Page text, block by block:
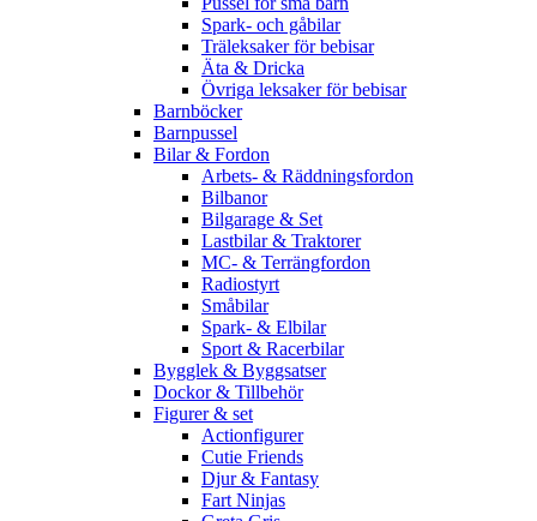
Spark- och gåbilar
Träleksaker för bebisar
Äta & Dricka
Övriga leksaker för bebisar
Barnböcker
Barnpussel
Bilar & Fordon
Arbets- & Räddningsfordon
Bilbanor
Bilgarage & Set
Lastbilar & Traktorer
MC- & Terrängfordon
Radiostyrt
Småbilar
Spark- & Elbilar
Sport & Racerbilar
Bygglek & Byggsatser
Dockor & Tillbehör
Figurer & set
Actionfigurer
Cutie Friends
Djur & Fantasy
Fart Ninjas